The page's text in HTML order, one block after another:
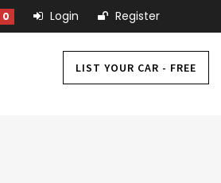
0 Login Register
LIST YOUR CAR - FREE